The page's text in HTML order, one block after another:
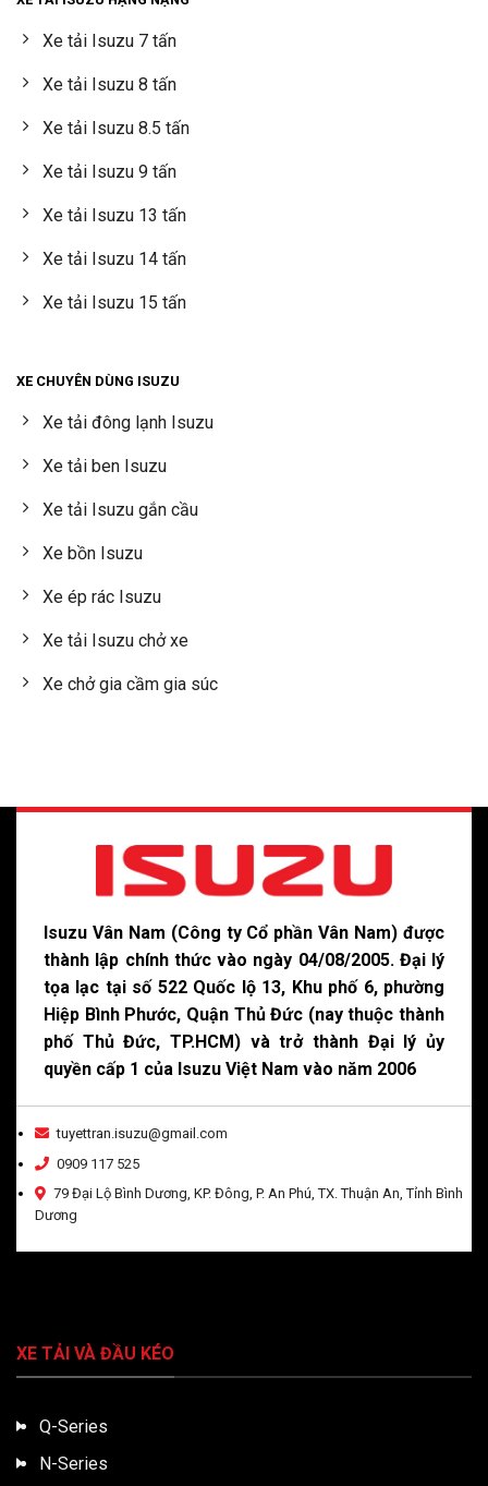
Xe tải Isuzu 7 tấn
Xe tải Isuzu 8 tấn
Xe tải Isuzu 8.5 tấn
Xe tải Isuzu 9 tấn
Xe tải Isuzu 13 tấn
Xe tải Isuzu 14 tấn
Xe tải Isuzu 15 tấn
XE CHUYÊN DÙNG ISUZU
Xe tải đông lạnh Isuzu
Xe tải ben Isuzu
Xe tải Isuzu gắn cầu
Xe bồn Isuzu
Xe ép rác Isuzu
Xe tải Isuzu chở xe
Xe chở gia cầm gia súc
Isuzu Vân Nam (Công ty Cổ phần Vân Nam) được
thành lập chính thức vào ngày 04/08/2005. Đại lý
tọa lạc tại số 522 Quốc lộ 13, Khu phố 6, phường
Hiệp Bình Phước, Quận Thủ Đức (nay thuộc thành
phố Thủ Đức, TP.HCM) và trở thành Đại lý ủy
quyền cấp 1 của Isuzu Việt Nam vào năm 2006
tuyettran.isuzu@gmail.com
0909 117 525
79 Đại Lộ Bình Dương, KP. Đông, P. An Phú, TX. Thuận An, Tỉnh Bình
Dương
XE TẢI VÀ ĐẦU KÉO
Q-Series
N-Series